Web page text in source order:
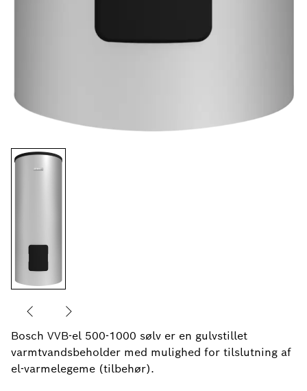
Bosch VVB-el 500-1000 sølv er en gulvstillet
varmtvandsbeholder med mulighed for tilslutning af
el-varmelegeme (tilbehør).